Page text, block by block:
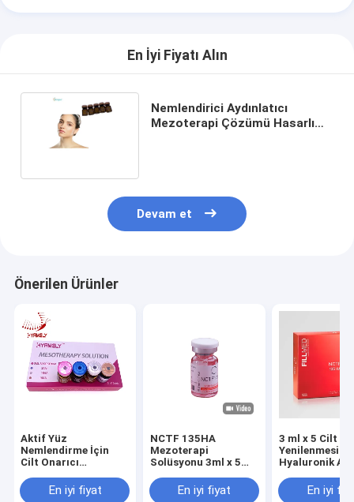
En İyi Fiyatı Alın
Nemlendirici Aydınlatıcı
Mezoterapi Çözümü Hasarlı
Devam et
Önerilen Ürünler
Aktif Yüz
Nemlendirme İçin
Cilt Onarıcı
En iyi fiyat
NCTF 135HA
Mezoterapi
Solüsyonu 3ml x 5
YenileyiciEn iyi fiyat
3 ml x 5 Cilt
Yenilenmesi
Hyaluronik
Solüsyonu
En iyi